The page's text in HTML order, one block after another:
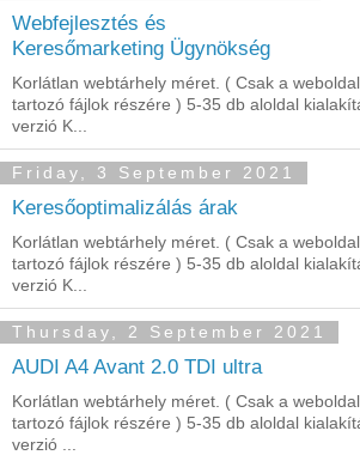
Webfejlesztés és
Keresőmarketing Ügynökség‎
Korlátlan webtárhely méret. ( Csak a
tartozó fájlok részére ) 5-35 db aloldal
verzió K...
Friday, 3 September 2021
Keresőoptimalizálás árak
Korlátlan webtárhely méret. ( Csak a
tartozó fájlok részére ) 5-35 db aloldal
verzió K...
Thursday, 2 September 2021
AUDI A4 Avant 2.0 TDI ultra
Korlátlan webtárhely méret. ( Csak a
tartozó fájlok részére ) 5-35 db aloldal
verzió ...